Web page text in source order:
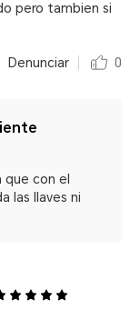
pero tambien si
Denunciar 0
que con el
las llaves ni